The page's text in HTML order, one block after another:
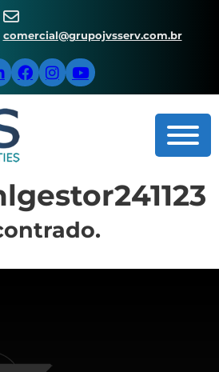
comercial@grupojvsserv.com.br